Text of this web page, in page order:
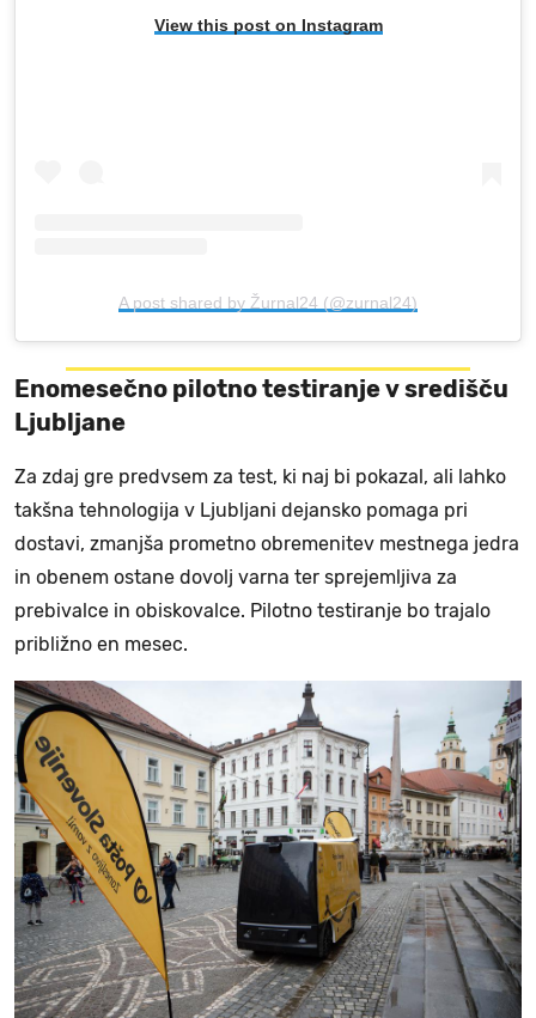
View this post on Instagram
A post shared by Žurnal24 (@zurnal24)
Enomesečno pilotno testiranje v središču
Ljubljane
Za zdaj gre predvsem za test, ki naj bi pokazal, ali lahko
takšna tehnologija v Ljubljani dejansko pomaga pri
dostavi, zmanjša prometno obremenitev mestnega jedra
in obenem ostane dovolj varna ter sprejemljiva za
prebivalce in obiskovalce. Pilotno testiranje bo trajalo
približno en mesec.